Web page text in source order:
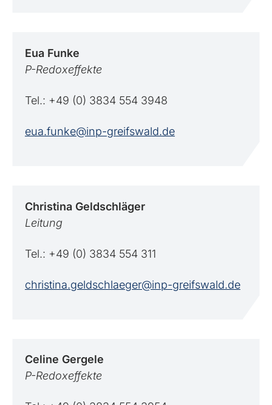
Eua Funke
P-Redoxeffekte
Tel.: +49 (0) 3834 554 3948
eua.funke@inp-greifswald.de
Christina Geldschläger
Leitung
Tel.: +49 (0) 3834 554 311
christina.geldschlaeger@inp-greifswald.de
Celine Gergele
P-Redoxeffekte